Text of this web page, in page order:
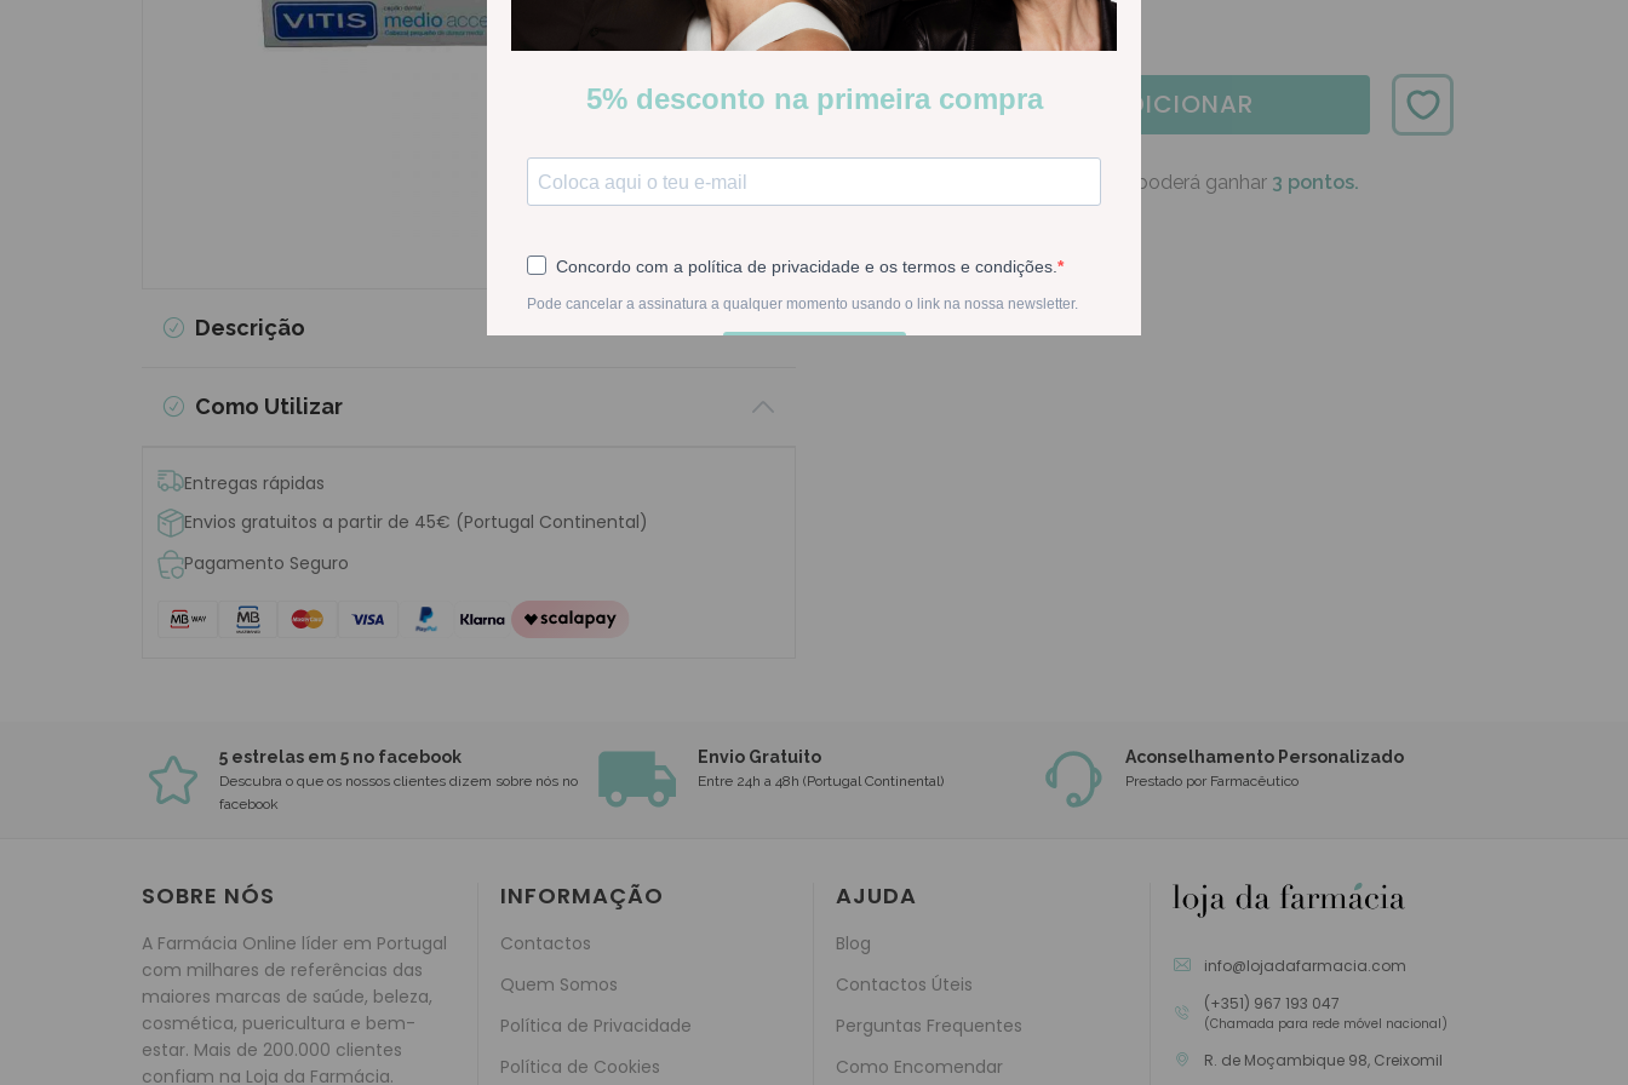
Descrição
Como Utilizar
Entregas rápidas
Envios gratuitos a partir de 45€ (Portugal Continental)
Pagamento Seguro
Stock: Disponível
- 1 + ADICIONAR
Na compra deste produto poderá ganhar 3 pontos.
5 estrelas em 5 no facebook
Descubra o que os nossos clientes dizem sobre nós no
facebook
Envio Gratuito
Entre 24h a 48h (Portugal Continental)
Aconselhamento Personalizado
Prestado por Farmacêutico
SOBRE NÓS
A Farmácia Online líder em Portugal
com milhares de referências das
maiores marcas de saúde, beleza,
cosmética, puericultura e bem-
estar. Mais de 200.000 clientes
confiam na Loja da Farmácia.
INFORMAÇÃO
Contactos
Quem Somos
Política de Privacidade
Política de Cookies
AJUDA
Blog
Contactos Úteis
Perguntas Frequentes
Como Encomendar
info@lojadafarmacia.com
(+351) 967 193 047
(Chamada para rede móvel nacional)
R. de Moçambique 98, Creixomil